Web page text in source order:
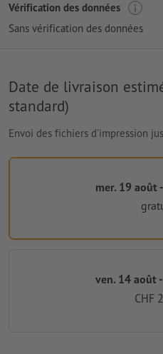
Vérification des données
Sans vérification des données
Date de livraison
standard)
Envoi des fichiers d'impression
mer. 19 août
ven. 14 août
CHF